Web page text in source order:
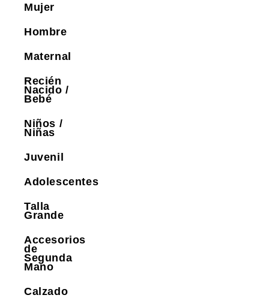
Mujer
Hombre
Maternal
Recién
Nacido /
Bebé
Niños /
Niñas
Juvenil
Adolescentes
Talla
Grande
Accesorios
de
Segunda
Mano
Calzado